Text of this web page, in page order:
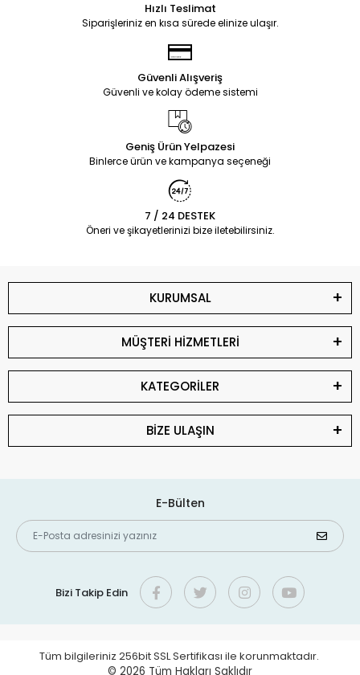
Hızlı Teslimat
Siparişleriniz en kısa sürede elinize ulaşır.
Güvenli Alışveriş
Güvenli ve kolay ödeme sistemi
Geniş Ürün Yelpazesi
Binlerce ürün ve kampanya seçeneği
7 / 24 DESTEK
Öneri ve şikayetlerinizi bize iletebilirsiniz.
KURUMSAL
MÜŞTERİ HİZMETLERİ
KATEGORİLER
BİZE ULAŞIN
E-Bülten
Bizi Takip Edin
Tüm bilgileriniz 256bit SSL Sertifikası ile korunmaktadır.
© 2026 Tüm Hakları Saklıdır